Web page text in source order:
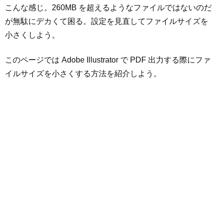
こんな感じ。260MB を超えるようなファイルではないのだ
が無駄にデカくて困る。設定を見直してファイルサイズを
小さくしよう。
このページでは Adobe Illustrator で PDF 出力する際にファ
イルサイズを小さくする方法を紹介しよう。